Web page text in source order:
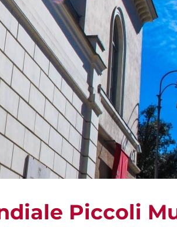
Piccoli